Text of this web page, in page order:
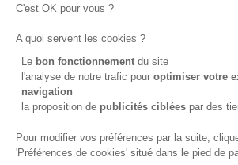
C'est OK pour vous ?
A quoi servent les cookies ?
Le bon fonctionnement du site
l'analyse de notre trafic pour optimiser votre
navigation
la proposition de publicités ciblées par des
Pour modifier vos préférences par la suite,
'Préférences de cookies' situé dans le pied de
Déposer une offre en alternance
ADMISSIONS
Déposer sa candidature